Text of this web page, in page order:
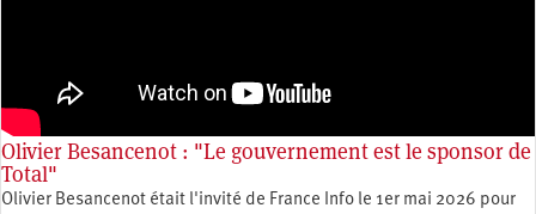
Olivier Besancenot : "Le gouvernement est le sponsor de
Total"
Olivier Besancenot était l'invité de France Info le 1er mai 2026 pour